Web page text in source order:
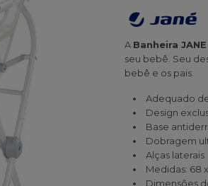
A Banheira
seu bebê. Seu
bebê e os pais.
Adequado
Design
Base
Dobragem
Alças laterais
Medidas: 68
Dimensões